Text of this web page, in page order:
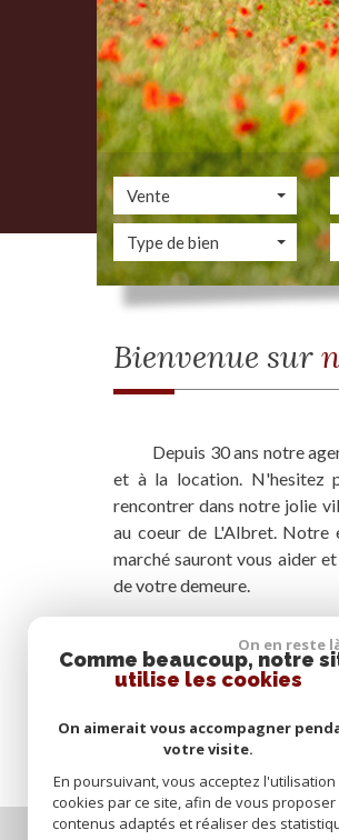
Vente
Type de bien
Bienvenue sur
Depuis 30 ans notre
et à la location. N'hesitez
rencontrer dans notre jolie
au coeur de L'Albret. Notre
marché sauront vous aider
de votre demeure.
On en reste
Comme beaucoup, notre
utilise les cookies
On aimerait vous accompagner
votre visite.
En poursuivant, vous acceptez l'utilisation
cookies par ce site, afin de vous proposer
contenus adaptés et réaliser des